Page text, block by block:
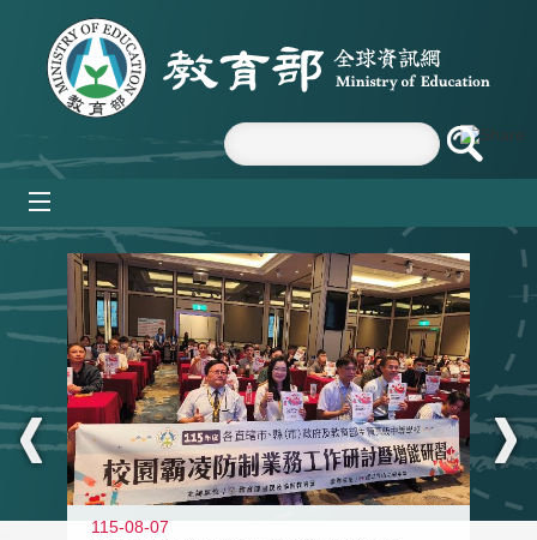
跳到主要內容區塊
:::
115-08-07